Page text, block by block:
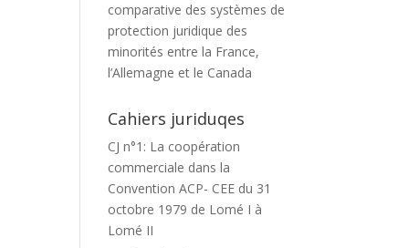
comparative des systèmes de
protection juridique des
minorités entre la France,
l’Allemagne et le Canada
Cahiers juriduqes
CJ n°1: La coopération
commerciale dans la
Convention ACP- CEE du 31
octobre 1979 de Lomé I à
Lomé II